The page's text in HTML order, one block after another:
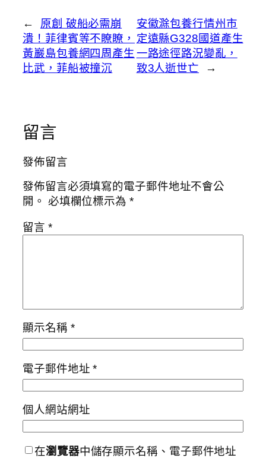
←
原創 破船必需崩
潰！菲律賓等不瞭瞭，
黃巖島包養網四周產生
比武，菲船被撞沉
安徽滁包養行情州市
定遠縣G328國道產生
一路途徑路況變亂，
致3人逝世亡
→
留言
發佈留言
發佈留言必須填寫的電子郵件地址不會公
開。 必填欄位標示為 *
留言 *
顯示名稱 *
電子郵件地址*
個人網站網址
在瀏覽器中儲存顯示名稱、電子郵件地址